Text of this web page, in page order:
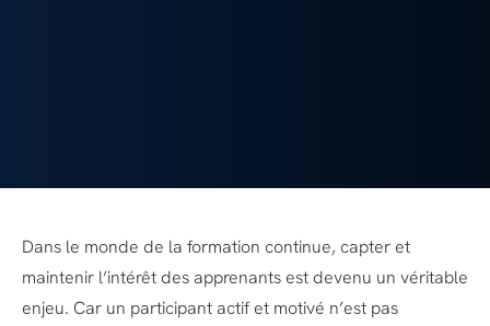
Dans le monde de la formation continue, capter et
maintenir l’intérêt des apprenants est devenu un véritable
enjeu. Car un participant actif et motivé n’est pas